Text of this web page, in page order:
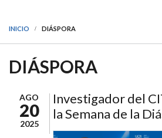
INICIO DIÁSPORA
DIÁSPORA
AGO
20
2025
Investigador del
la Semana de la